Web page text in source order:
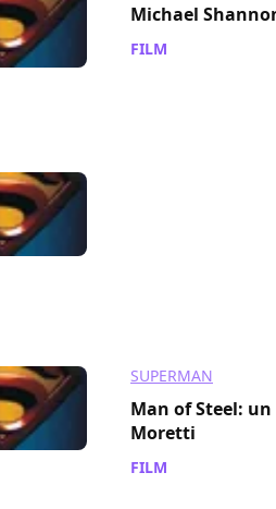
Michael
FILM
SUPERMAN
Man of Steel:
Moretti
FILM